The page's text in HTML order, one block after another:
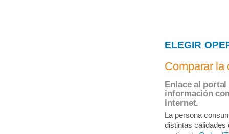
ELEGIR
Comparar la
Enlace al
información
Internet.
La persona
distintas calidades